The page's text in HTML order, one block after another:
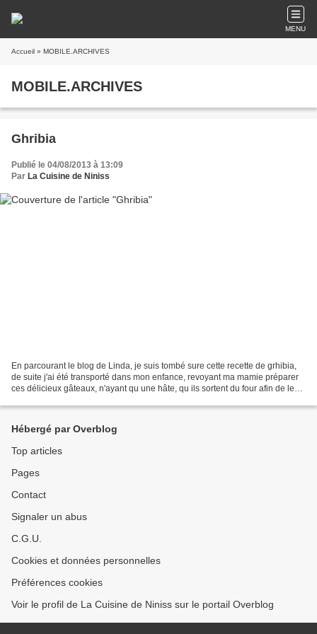
MENU
Accueil » MOBILE.ARCHIVES
MOBILE.ARCHIVES
Ghribia
Publié le 04/08/2013 à 13:09
Par La Cuisine de Niniss
En parcourant le blog de Linda, je suis tombé sure cette recette de grhibia,
de suite j'ai été transporté dans mon enfance, revoyant ma mamie préparer
ces délicieux gâteaux, n'ayant qu une hâte, qu ils sortent du four afin de les
Hébergé par Overblog
Top articles
Pages
Contact
Signaler un abus
C.G.U.
Cookies et données personnelles
Préférences cookies
Voir le profil de La Cuisine de Niniss sur le portail Overblog